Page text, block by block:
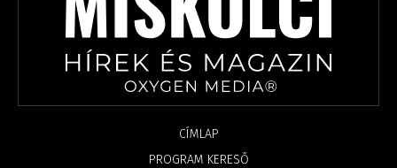
CÍMLAP
PROGRAM KERESŐ